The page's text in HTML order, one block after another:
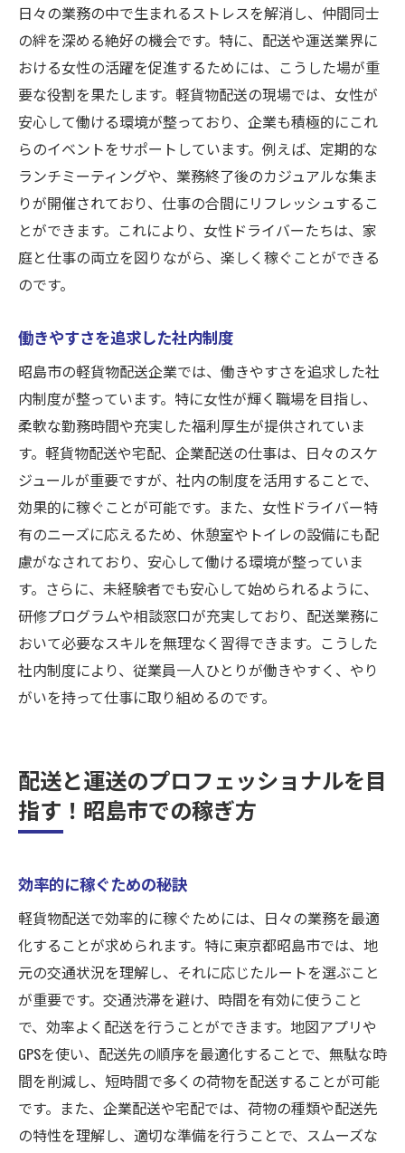
日々の業務の中で生まれるストレスを解消し、仲間同士
の絆を深める絶好の機会です。特に、配送や運送業界に
おける女性の活躍を促進するためには、こうした場が重
要な役割を果たします。軽貨物配送の現場では、女性が
安心して働ける環境が整っており、企業も積極的にこれ
らのイベントをサポートしています。例えば、定期的な
ランチミーティングや、業務終了後のカジュアルな集ま
りが開催されており、仕事の合間にリフレッシュするこ
とができます。これにより、女性ドライバーたちは、家
庭と仕事の両立を図りながら、楽しく稼ぐことができる
のです。
働きやすさを追求した社内制度
昭島市の軽貨物配送企業では、働きやすさを追求した社
内制度が整っています。特に女性が輝く職場を目指し、
柔軟な勤務時間や充実した福利厚生が提供されていま
す。軽貨物配送や宅配、企業配送の仕事は、日々のスケ
ジュールが重要ですが、社内の制度を活用することで、
効果的に稼ぐことが可能です。また、女性ドライバー特
有のニーズに応えるため、休憩室やトイレの設備にも配
慮がなされており、安心して働ける環境が整っていま
す。さらに、未経験者でも安心して始められるように、
研修プログラムや相談窓口が充実しており、配送業務に
おいて必要なスキルを無理なく習得できます。こうした
社内制度により、従業員一人ひとりが働きやすく、やり
がいを持って仕事に取り組めるのです。
配送と運送のプロフェッショナルを目
指す！昭島市での稼ぎ方
効率的に稼ぐための秘訣
軽貨物配送で効率的に稼ぐためには、日々の業務を最適
化することが求められます。特に東京都昭島市では、地
元の交通状況を理解し、それに応じたルートを選ぶこと
が重要です。交通渋滞を避け、時間を有効に使うこと
で、効率よく配送を行うことができます。地図アプリや
GPSを使い、配送先の順序を最適化することで、無駄な時
間を削減し、短時間で多くの荷物を配送することが可能
です。また、企業配送や宅配では、荷物の種類や配送先
の特性を理解し、適切な準備を行うことで、スムーズな